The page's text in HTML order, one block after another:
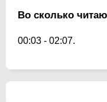
Во сколько
00:03 - 02:07.